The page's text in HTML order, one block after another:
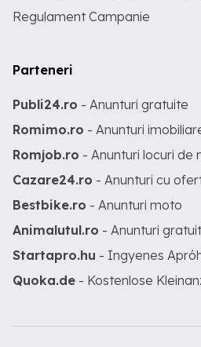
Regulament Campanie
Parteneri
Publi24.ro - Anunturi gratuite
Romimo.ro - Anunturi
Romjob.ro - Anunturi locuri de
Cazare24.ro - Anunturi cu
Bestbike.ro - Anunturi moto
Animalutul.ro - Anunturi
Startapro.hu - Ingyenes
Quoka.de - Kostenlose